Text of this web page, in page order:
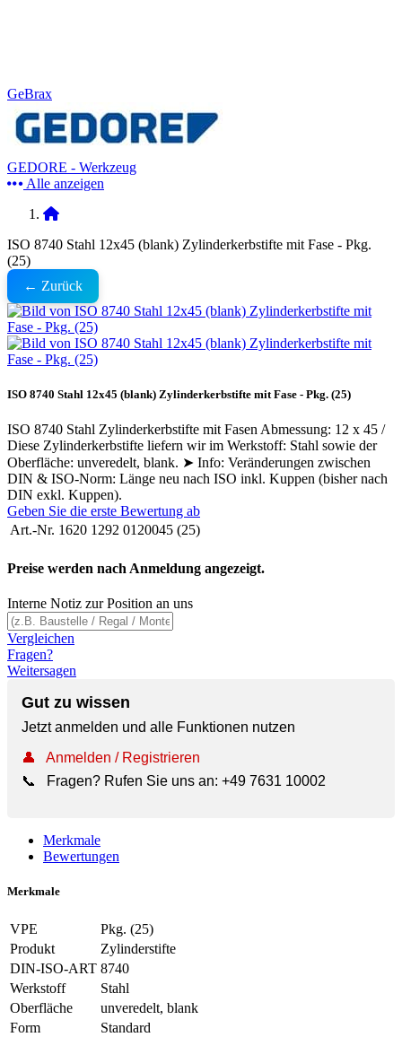
GeBrax
GEDORE - Werkzeug
Alle anzeigen
ISO 8740 Stahl 12x45 (blank) Zylinderkerbstifte mit Fase - Pkg.
(25)
← Zurück
ISO 8740 Stahl 12x45 (blank) Zylinderkerbstifte mit Fase - Pkg. (25)
ISO 8740 Stahl Zylinderkerbstifte mit Fasen Abmessung: 12 x 45 /
Diese Zylinderkerbstifte liefern wir im Werkstoff: Stahl sowie der
Oberfläche: unveredelt, blank. ➤ Info: Veränderungen zwischen
DIN & ISO-Norm: Länge neu nach ISO inkl. Kuppen (bisher nach
DIN exkl. Kuppen).
Geben Sie die erste Bewertung ab
Art.-Nr. 1620 1292 0120045 (25)
Preise werden nach Anmeldung angezeigt.
Interne Notiz zur Position an uns
Vergleichen
Fragen?
Weitersagen
Gut zu wissen
Jetzt anmelden und alle Funktionen nutzen
👤
Anmelden / Registrieren
📞
Fragen? Rufen Sie uns an: +49 7631 10002
Merkmale
Bewertungen
Merkmale
VPE
Pkg. (25)
Produkt
Zylinderstifte
DIN-ISO-ART 8740
Werkstoff
Stahl
Oberfläche
unveredelt, blank
Form
Standard